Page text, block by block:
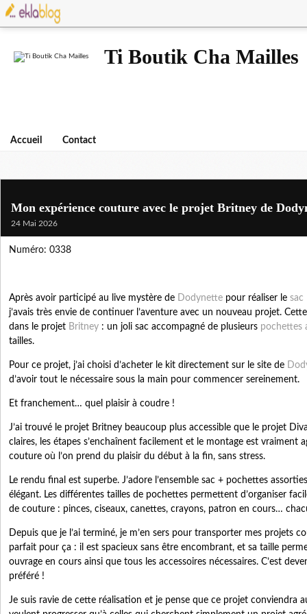
Ti Boutik Cha Mailles
Accueil Contact
Mon expérience couture avec le projet Britney de
24 Mai 2026
Numéro: 0338
Après avoir participé au live mystère de Dodynette pour réaliser le sac
j’avais très envie de continuer l’aventure avec un nouveau projet.
dans le projet Britney : un joli sac accompagné de plusieurs pochettes
tailles.
Pour ce projet, j’ai choisi d’acheter le kit directement sur le site de
d’avoir tout le nécessaire sous la main pour commencer sereinement.
Et franchement… quel plaisir à coudre !
J’ai trouvé le projet Britney beaucoup plus accessible que le projet
claires, les étapes s’enchaînent facilement et le montage est vraiment
couture où l’on prend du plaisir du début à la fin, sans stress.
Le rendu final est superbe. J’adore l’ensemble sac + pochettes
élégant. Les différentes tailles de pochettes permettent d’organiser
de couture : pinces, ciseaux, canettes, crayons, patron en cours…
Depuis que je l’ai terminé, je m’en sers pour transporter mes projets
parfait pour ça : il est spacieux sans être encombrant, et sa taille
ouvrage en cours ainsi que tous les accessoires nécessaires. C’est
préféré !
Je suis ravie de cette réalisation et je pense que ce projet conviendra